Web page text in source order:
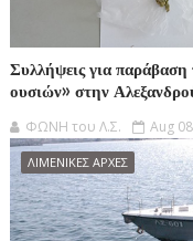
Συλλήψεις για
ουσιών» στην
ΦΩΝΗ του Λ.Σ. Aug
ΛΙΜΕΝΙΚΕΣ ΑΡΧΕΣ